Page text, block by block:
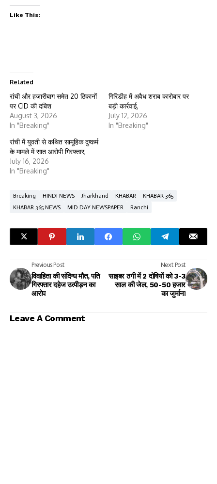
Like This:
Related
रांची और हजारीबाग समेत 20 ठिकानों
पर CID की दबिश
August 3, 2026
In "Breaking"
गिरिडीह में अवैध शराब कारोबार पर
बड़ी कार्रवाई,
July 12, 2026
In "Breaking"
रांची में युवती से कथित सामूहिक दुष्कर्म
के मामले में सात आरोपी गिरफ्तार,
July 16, 2026
In "Breaking"
Breaking HINDI NEWS Jharkhand KHABAR
KHABAR 365
KHABAR 365 NEWS
MID DAY NEWSPAPER Ranchi
Previous Post
विवाहिता की संदिग्ध मौत, पति
गिरफ्तार दहेज उत्पीड़न का
आरोप
Next Post
साइबर ठगी में 2 दोषियों को 3-3
साल की जेल, 50-50 हजार
का जुर्माना
Leave A Comment